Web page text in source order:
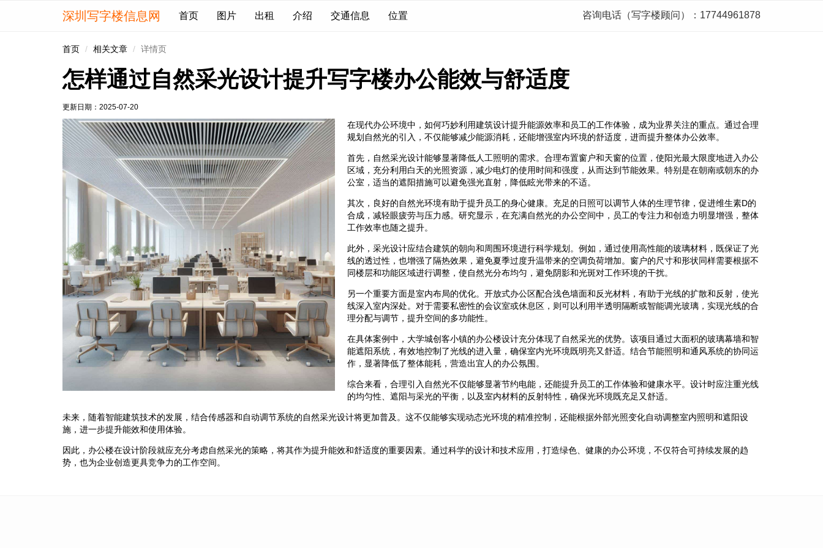
深圳写字楼信息网 首页 图片 出租 介绍 交通信息 位置 咨询电话（写字楼顾问）：17744961878
首页 相关文章 详情页
怎样通过自然采光设计提升写字楼办公能效与舒适度
更新日期： 2025-07-20
在现代办公环境中，如何巧妙利用建筑设计提升能源效率和员工的工作体验，成为业界关注的重点。通过合理
规划自然光的引入，不仅能够减少能源消耗，还能增强室内环境的舒适度，进而提升整体办公效率。
首先，自然采光设计能够显著降低人工照明的需求。合理布置窗户和天窗的位置，使阳光最大限度地进入办公
区域，充分利用白天的光照资源，减少电灯的使用时间和强度，从而达到节能效果。特别是在朝南或朝东的办
公室，适当的遮阳措施可以避免强光直射，降低眩光带来的不适。
其次，良好的自然光环境有助于提升员工的身心健康。充足的日照可以调节人体的生理节律，促进维生素D的
合成，减轻眼疲劳与压力感。研究显示，在充满自然光的办公空间中，员工的专注力和创造力明显增强，整体
工作效率也随之提升。
此外，采光设计应结合建筑的朝向和周围环境进行科学规划。例如，通过使用高性能的玻璃材料，既保证了光
线的透过性，也增强了隔热效果，避免夏季过度升温带来的空调负荷增加。窗户的尺寸和形状同样需要根据不
同楼层和功能区域进行调整，使自然光分布均匀，避免阴影和光斑对工作环境的干扰。
另一个重要方面是室内布局的优化。开放式办公区配合浅色墙面和反光材料，有助于光线的扩散和反射，使光
线深入室内深处。对于需要私密性的会议室或休息区，则可以利用半透明隔断或智能调光玻璃，实现光线的合
理分配与调节，提升空间的多功能性。
在具体案例中，大学城创客小镇的办公楼设计充分体现了自然采光的优势。该项目通过大面积的玻璃幕墙和智
能遮阳系统，有效地控制了光线的进入量，确保室内光环境既明亮又舒适。结合节能照明和通风系统的协同运
作，显著降低了整体能耗，营造出宜人的办公氛围。
综合来看，合理引入自然光不仅能够显著节约电能，还能提升员工的工作体验和健康水平。设计时应注重光线
的均匀性、遮阳与采光的平衡，以及室内材料的反射特性，确保光环境既充足又舒适。
未来，随着智能建筑技术的发展，结合传感器和自动调节系统的自然采光设计将更加普及。这不仅能够实现动态光环境的精准控制，还能根据外部光照变化自动调整室内照明和遮阳设
施，进一步提升能效和使用体验。
因此，办公楼在设计阶段就应充分考虑自然采光的策略，将其作为提升能效和舒适度的重要因素。通过科学的设计和技术应用，打造绿色、健康的办公环境，不仅符合可持续发展的趋
势，也为企业创造更具竞争力的工作空间。